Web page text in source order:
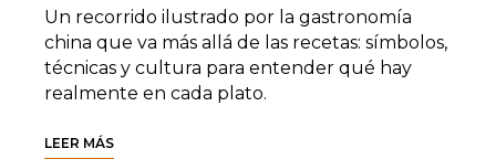
Un recorrido ilustrado por la gastronomía
china que va más allá de las recetas: símbolos,
técnicas y cultura para entender qué hay
realmente en cada plato.
LEER MÁS